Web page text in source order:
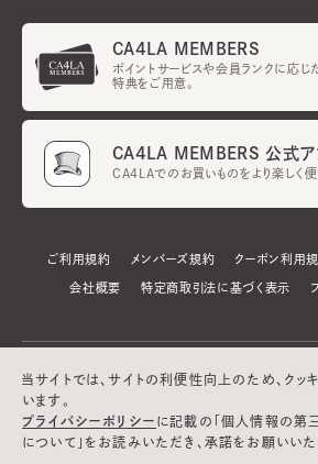
CA4LA MEMBERS
ポイントサービスや会員ランクに応じ
特典をご用意。
CA4LA MEMBERS 公式ア
CA4LAでのお買いものをより楽しく便
ご利用規約 メンバーズ規約 クーポン利用
会社概要 特定商取引法に基づく表示
当サイトでは、サイトの利便性向上のため、ク
います。
プライバシーポリシー に記載の「個人情報の第
について」をお読みいただき、承諾をお願いいた